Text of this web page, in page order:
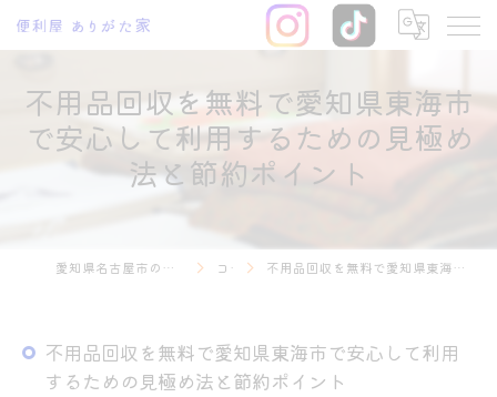
不用品回収を無料で愛知県東海市
で安心して利用するための見極め
法と節約ポイント
愛知県名古屋市の不用品回収なら便利屋 ありがた家 コラム 不用品回収を無料で愛知県東海市で安心して利用するための見極め法と節約ポイント
不用品回収を無料で愛知県東海市で安心して利用
するための見極め法と節約ポイント